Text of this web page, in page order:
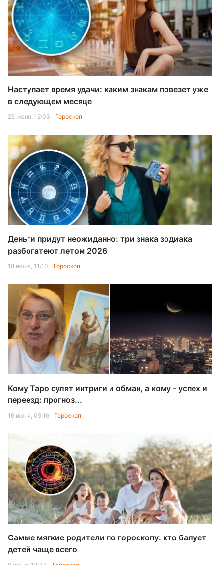
Наступает время удачи: каким знакам повезет уже
в следующем месяце
25 июня, 12:03 Гороскоп
Деньги придут неожиданно: три знака зодиака
разбогатеют летом 2026
18 июня, 11:10 Гороскоп
Кому Таро сулят интриги и обман, а кому - успех и
переезд: прогноз...
16 июня, 05:16 Гороскоп
Самые мягкие родители по гороскопу: кто балует
детей чаще всего